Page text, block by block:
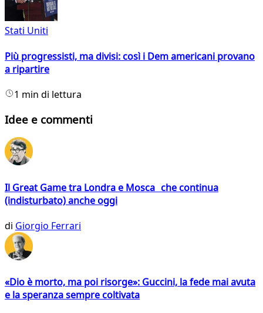
Stati Uniti
Più progressisti, ma divisi: così i Dem americani provano
a ripartire
1 min di lettura
Idee e commenti
Il Great Game tra Londra e Mosca che continua
(indisturbato) anche oggi
di Giorgio Ferrari
«Dio è morto, ma poi risorge»: Guccini, la fede mai avuta
e la speranza sempre coltivata